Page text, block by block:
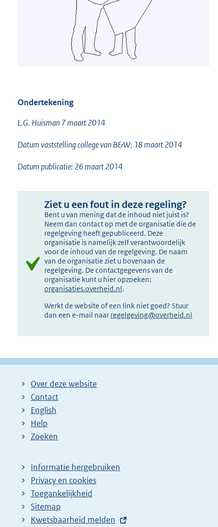
Ondertekening
L.G. Huisman 7 maart 2014
Datum vaststelling college van B&W: 18 maart 2014
Datum publicatie: 26 maart 2014
Ziet u een fout in deze regeling?
Bent u van mening dat de inhoud niet juist is?
Neem dan contact op met de organisatie die de
regelgeving heeft gepubliceerd. Deze
organisatie is namelijk zelf verantwoordelijk
voor de inhoud van de regelgeving. De naam
van de organisatie ziet u bovenaan de
regelgeving. De contactgegevens van de
organisatie kunt u hier opzoeken:
organisaties.overheid.nl.
Werkt de website of een link niet goed? Stuur
dan een e-mail naar regelgeving@overheid.nl
Over deze website
Contact
English
Help
Zoeken
Informatie hergebruiken
Privacy en cookies
Toegankelijkheid
Sitemap
E
Kwetsbaarheid melden